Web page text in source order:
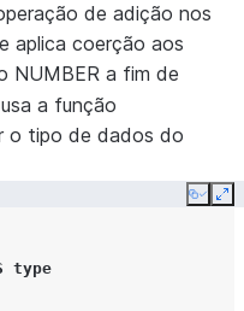
de adição nos
aplica coerção aos
NUMBER a fim de
a função
o tipo de dados do
Copy
type